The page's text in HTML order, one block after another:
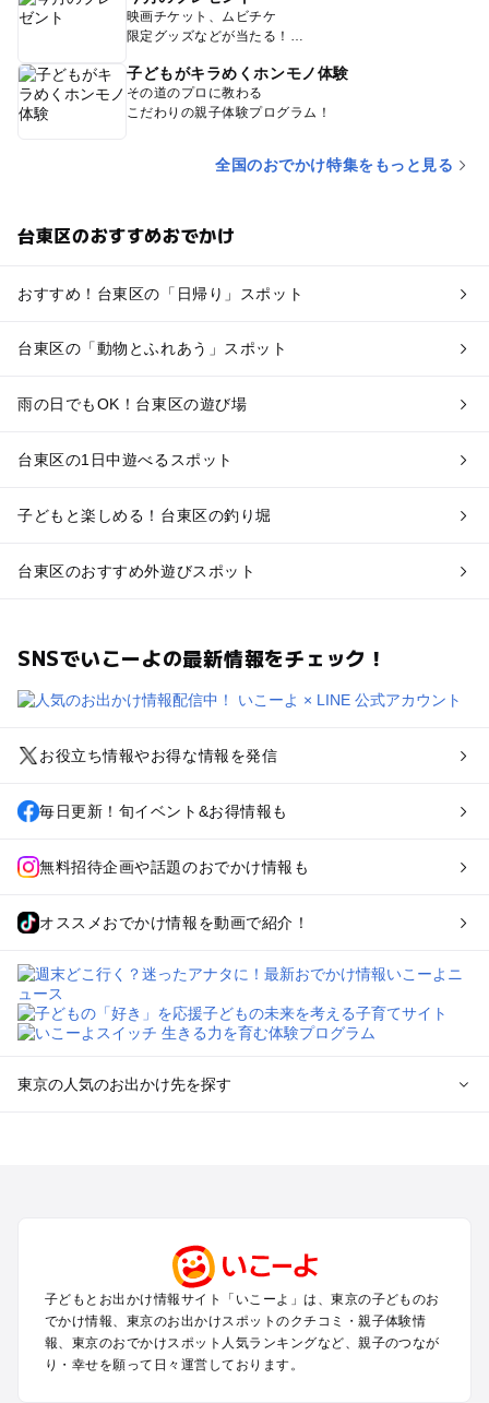
映画チケット、ムビチケ
限定グッズなどが当たる！
子どもがキラめくホンモノ体験
その道のプロに教わる
こだわりの親子体験プログラム！
全国のおでかけ特集をもっと見る
台東区のおすすめおでかけ
おすすめ！台東区の「日帰り」スポット
台東区の「動物とふれあう」スポット
雨の日でもOK！台東区の遊び場
台東区の1日中遊べるスポット
子どもと楽しめる！台東区の釣り堀
台東区のおすすめ外遊びスポット
SNSでいこーよの最新情報をチェック！
お役立ち情報やお得な情報を発信
毎日更新！旬イベント&お得情報も
無料招待企画や話題のおでかけ情報も
オススメおでかけ情報を動画で紹介！
東京の人気のお出かけ先を探す
町田・相模原・愛川・上野原のプールお出かけ
渋谷・原宿・恵比寿・中目黒・自由が丘のプールお出かけ
池袋・赤羽・王子・巣鴨・目白・石神井のプールお出かけ
新宿・高田馬場・代々木・千駄ヶ谷のプールお出かけ
銀座・丸の内・日本橋・有楽町・築地・月島のプールお出かけ
子どもとお出かけ情報サイト「いこーよ」は、東京の子どものお
でかけ情報、東京のお出かけスポットのクチコミ・親子体験情
報、東京のおでかけスポット人気ランキングなど、親子のつなが
り・幸せを願って日々運営しております。